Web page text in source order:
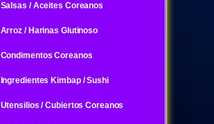
Salsas / Aceites Coreanos
Arroz / Harinas Glutinoso
Condimentos Coreanos
Ingredientes Kimbap / Sushi
Utensilios / Cubiertos Coreanos